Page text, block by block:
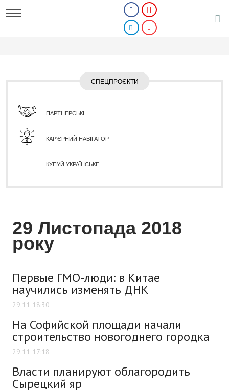
СПЕЦПРОЄКТИ
ПАРТНЕРСЬКІ
КАР'ЄРНИЙ НАВІГАТОР
КУПУЙ УКРАЇНСЬКЕ
29 Листопада 2018
року
Первые ГМО-люди: в Китае
научились изменять ДНК
29.11 18:30
На Софийской площади начали
строительство новогоднего городка
29.11 17:18
Власти планируют облагородить
Сырецкий яр